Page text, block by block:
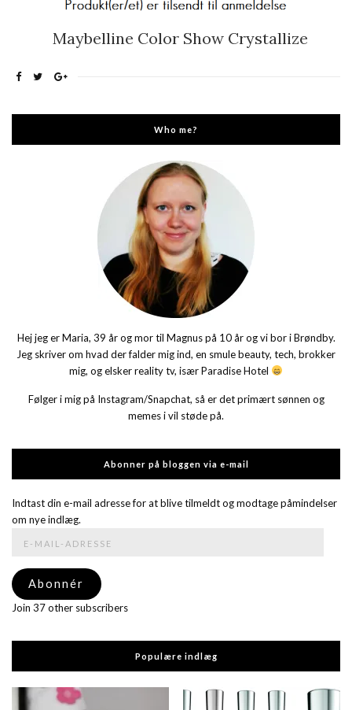
Maybelline Color Show Crystallize
Who me?
Hej jeg er Maria, 39 år og mor til Magnus på 10 år og vi bor i Brøndby.
Jeg skriver om hvad der falder mig ind, en smule beauty, tech, brokker
mig, og elsker reality tv, især Paradise Hotel
Følger i mig på Instagram/Snapchat, så er det primært sønnen og
memes i vil støde på.
Abonner på bloggen via e-mail
Indtast din e-mail adresse for at blive tilmeldt og modtage påmindelser
om nye indlæg.
mail-
adresse
Abonnér
Join 37 other subscribers
Populære indlæg